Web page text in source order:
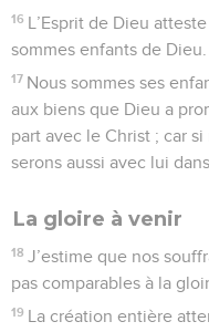
16 L’Esprit de Dieu
sommes enfants de Dieu.
17 Nous sommes ses
aux biens que Dieu a
part avec le Christ ; car
serons aussi avec lui
La gloire à venir
18 J’estime que nos
pas comparables à la
19 La création entière